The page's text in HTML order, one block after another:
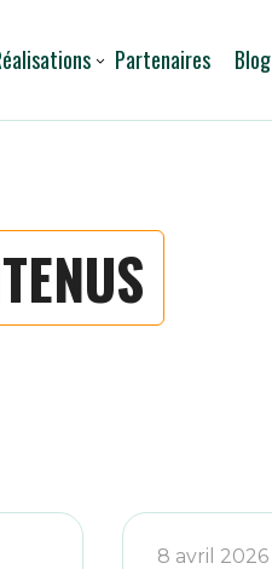
Partenaires Blog
8 avril 2026